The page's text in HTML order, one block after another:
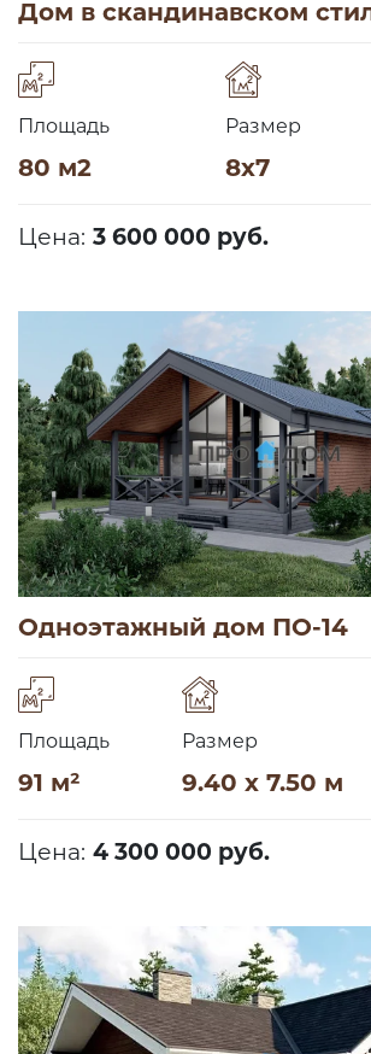
Дом в скандинавском
Площадь
80 м2
Размер
8х7
Цена: 3 600 000 руб.
Одноэтажный дом ПО-14
Площадь
91 м²
Размер
9.40 x 7.50 м
Цена: 4 300 000 руб.